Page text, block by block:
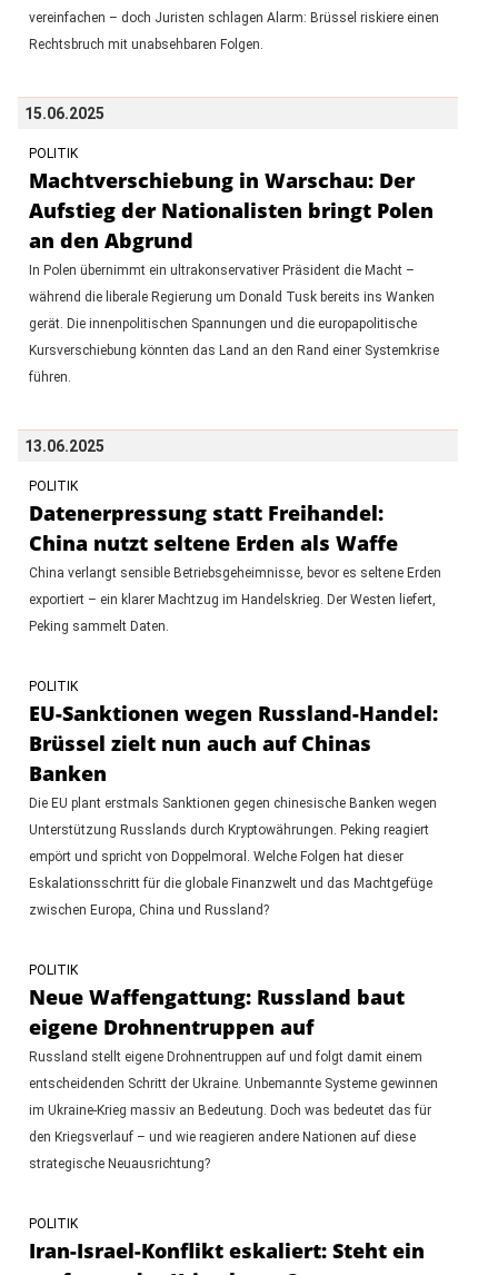
vereinfachen – doch Juristen schlagen Alarm: Brüssel riskiere einen
Rechtsbruch mit unabsehbaren Folgen.
15.06.2025
POLITIK
Machtverschiebung in Warschau: Der
Aufstieg der Nationalisten bringt Polen
an den Abgrund
In Polen übernimmt ein ultrakonservativer Präsident die Macht –
während die liberale Regierung um Donald Tusk bereits ins Wanken
gerät. Die innenpolitischen Spannungen und die europapolitische
Kursverschiebung könnten das Land an den Rand einer Systemkrise
führen.
13.06.2025
POLITIK
Datenerpressung statt Freihandel:
China nutzt seltene Erden als Waffe
China verlangt sensible Betriebsgeheimnisse, bevor es seltene Erden
exportiert – ein klarer Machtzug im Handelskrieg. Der Westen liefert,
Peking sammelt Daten.
POLITIK
EU-Sanktionen wegen Russland-Handel:
Brüssel zielt nun auch auf Chinas
Banken
Die EU plant erstmals Sanktionen gegen chinesische Banken wegen
Unterstützung Russlands durch Kryptowährungen. Peking reagiert
empört und spricht von Doppelmoral. Welche Folgen hat dieser
Eskalationsschritt für die globale Finanzwelt und das Machtgefüge
zwischen Europa, China und Russland?
POLITIK
Neue Waffengattung: Russland baut
eigene Drohnentruppen auf
Russland stellt eigene Drohnentruppen auf und folgt damit einem
entscheidenden Schritt der Ukraine. Unbemannte Systeme gewinnen
im Ukraine-Krieg massiv an Bedeutung. Doch was bedeutet das für
den Kriegsverlauf – und wie reagieren andere Nationen auf diese
strategische Neuausrichtung?
POLITIK
Iran-Israel-Konflikt eskaliert: Steht ein